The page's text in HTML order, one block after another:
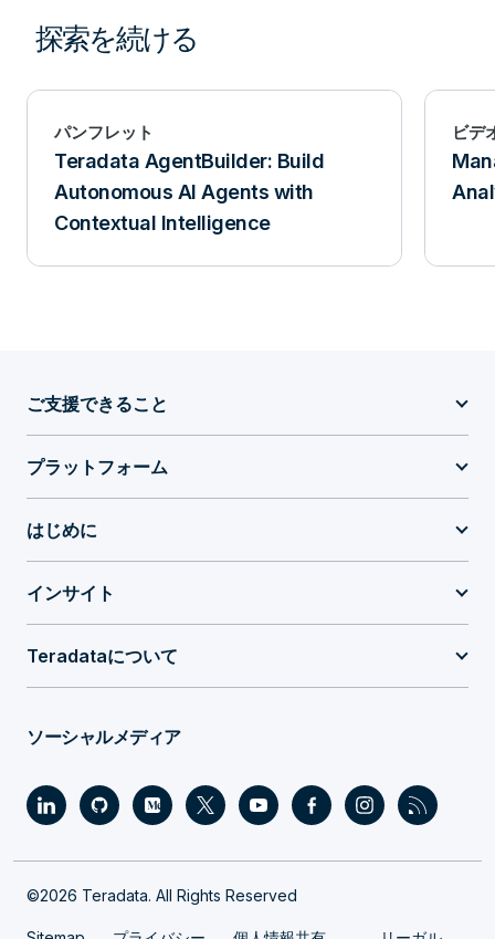
探索を続ける
パンフレット
Teradata AgentBuilder: Build
Autonomous AI Agents with
Contextual Intelligence
ビデ
ご支援できること
プラットフォーム
はじめに
インサイト
Teradataについて
ソーシャルメディア
©2026 Teradata. All Rights Reserved